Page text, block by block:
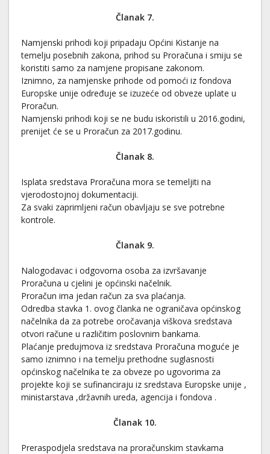
Članak 7.
Namjenski prihodi koji pripadaju Općini Kistanje na
temelju posebnih zakona, prihod su Proračuna i smiju se
koristiti samo za namjene propisane zakonom.
Iznimno, za namjenske prihode od pomoći iz fondova
Europske unije određuje se izuzeće od obveze uplate u
Proračun.
Namjenski prihodi koji se ne budu iskoristili u 2016.godini,
prenijet će se u Proračun za 2017.godinu.
Članak 8.
Isplata sredstava Proračuna mora se temeljiti na
vjerodostojnoj dokumentaciji.
Za svaki zaprimljeni račun obavljaju se sve potrebne
kontrole.
Članak 9.
Nalogodavac i odgovorna osoba za izvršavanje
Proračuna u cjelini je općinski načelnik.
Proračun ima jedan račun za sva plaćanja.
Odredba stavka 1. ovog članka ne ograničava općinskog
načelnika da za potrebe oročavanja viškova sredstava
otvori račune u različitim poslovnim bankama.
Plaćanje predujmova iz sredstava Proračuna moguće je
samo iznimno i na temelju prethodne suglasnosti
općinskog načelnika te za obveze po ugovorima za
projekte koji se sufinanciraju iz sredstava Europske unije ,
ministarstava ,državnih ureda, agencija i fondova .
Članak 10.
Preraspodjela sredstava na proračunskim stavkama